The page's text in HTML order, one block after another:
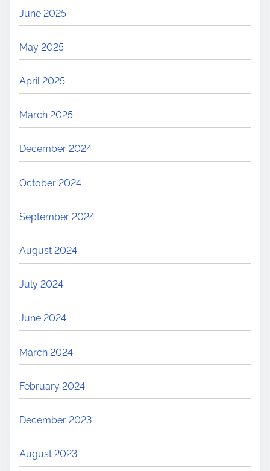
June 2025
May 2025
April 2025
March 2025
December 2024
October 2024
September 2024
August 2024
July 2024
June 2024
March 2024
February 2024
December 2023
August 2023